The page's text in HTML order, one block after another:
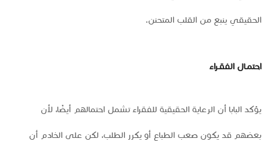
الحقيقي ينبع من القلب المتحنن.
احتمـال الفقـراء
يؤكد البابا أن الرعاية الحقيقية للفقراء تشمل احتمالهم أيضًا، لأن
بعضهم قد يكون صعب الطباع أو يكرر الطلب، لكن على الخادم أن